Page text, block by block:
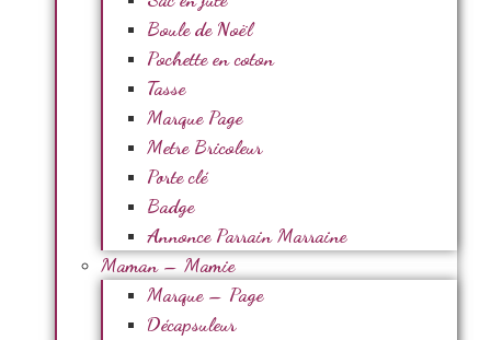
Boule de Noël
Pochette en coton
Tasse
Marque Page
Metre Bricoleur
Porte clé
Badge
Annonce Parrain Marraine
Maman – Mamie
Marque – Page
Décapsuleur